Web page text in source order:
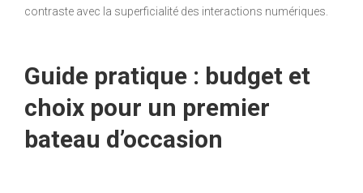
contraste avec la superficialité des interactions numériques.
Guide pratique : budget et
choix pour un premier
bateau d’occasion